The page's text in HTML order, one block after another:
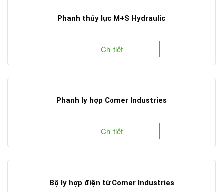
Phanh thủy lực M+S Hydraulic
Chi tiết
Phanh ly hợp Comer Industries
Chi tiết
Bộ ly hợp điện từ Comer Industries